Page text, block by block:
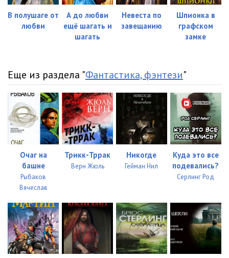
26 24:09
27 16:59
30 20:44
31 23:57
32 20:15
34 13:48
35
36 17:12
37 17:08
38
В полушаге от
любви
А до любви
ещё шагать и
шагать
Невеста по
завещанию
Шпионка в
графском
замке
Еще из раздела "Фантастика, фэнтези"
Очаг на
башне
Рыбаков
Вячеслав
Трикк-Тррак
Верн Жюль
Никогде
Гейман Нил
Куда это все
подевались?
Серлинг Род